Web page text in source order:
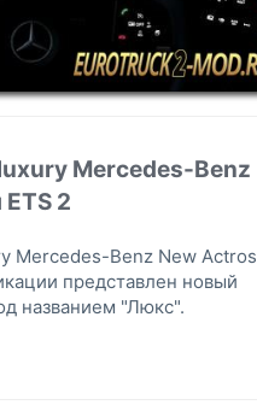
Mercedes-Benz
2
Mercedes-Benz New Actros
представлен новый
названием "Люкс".